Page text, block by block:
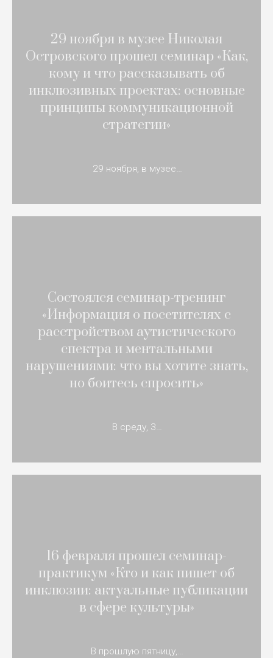
29 ноября в музее Николая
Островского прошел семинар «Как,
кому и что рассказывать об
инклюзивных проектах: основные
принципы коммуникационной
стратегии»
29 ноября, в музее…
Состоялся семинар-тренинг
«Информация о посетителях с
расстройством аутистического
спектра и ментальными
нарушениями: что вы хотите знать,
но боитесь спросить»
В среду, 3…
16 февраля прошел семинар-
практикум «Кто и как пишет об
инклюзии: актуальные публикации
в сфере культуры»
В прошлую пятницу,…